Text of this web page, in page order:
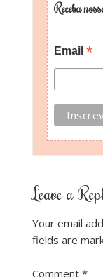
Receba
Email*
Leave a
Your email
fields are
Comment *